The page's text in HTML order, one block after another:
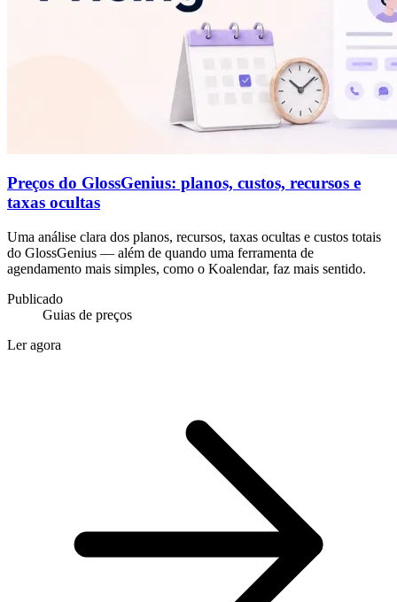
Preços do GlossGenius: planos, custos, recursos e
taxas ocultas
Uma análise clara dos planos, recursos, taxas ocultas e custos totais
do GlossGenius — além de quando uma ferramenta de
agendamento mais simples, como o Koalendar, faz mais sentido.
Publicado
Guias de preços
Ler agora